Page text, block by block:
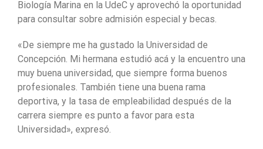
Biología Marina en la UdeC y aprovechó la oportunidad
para consultar sobre admisión especial y becas.
«De siempre me ha gustado la Universidad de
Concepción. Mi hermana estudió acá y la encuentro una
muy buena universidad, que siempre forma buenos
profesionales. También tiene una buena rama
deportiva, y la tasa de empleabilidad después de la
carrera siempre es punto a favor para esta
Universidad», expresó.